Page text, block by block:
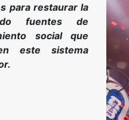
para restaurar la
fuentes de
social que
este sistema